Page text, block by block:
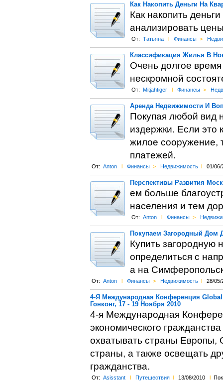
Как Накопить Деньги На
Как накопить
анализировать
От: Татьяна l Финансы >
Классификация Жилья В
Очень долгое время
нескромной
От: Mitjahtiger l Финансы >
Аренда Недвижимости И
Покупая любой вид
издержки. Если это
жилое сооружение,
платежей.
От: Anton l Финансы > Недвижимость l 01/06/
Перспективы Развития
ем больше
населения и тем
От: Anton l Финансы >
Покупаем Загородный Дом
Купить загородную
определиться с
а на
От: Anton l Финансы > Недвижимость l 28/05/
4-Я Международная Конференция
Гонконг, 17 - 19 Ноября 2010
4-я Международная
экономического
охватывать страны Европы,
страны, а также освещать
гражданства.
От: Asisstant l Путешествия l 13/08/2010 l